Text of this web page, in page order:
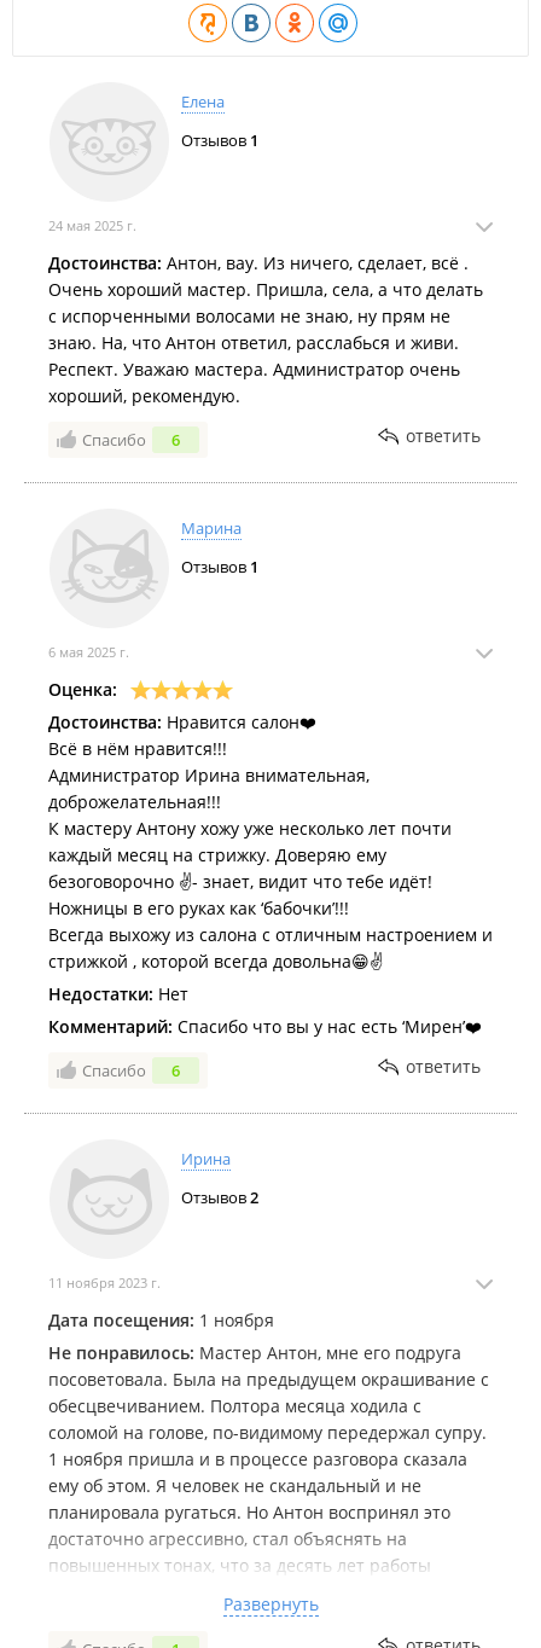
Елена
Отзывов 1
24 мая 2025 г.
Достоинства: Антон, вау. Из ничего, сделает, всё .
Очень хороший мастер. Пришла, села, а что делать
с испорченными волосами не знаю, ну прям не
знаю. На, что Антон ответил, расслабься и живи.
Респект. Уважаю мастера. Администратор очень
хороший, рекомендую.
Спасибо 6 ответить
Марина
Отзывов 1
6 мая 2025 г.
Оценка:
Достоинства: Нравится салон❤️
Всё в нём нравится!!!
Администратор Ирина внимательная,
доброжелательная!!!
К мастеру Антону хожу уже несколько лет почти
каждый месяц на стрижку. Доверяю ему
безоговорочно ✌️- знает, видит что тебе идёт!
Ножницы в его руках как ‘бабочки’!!!
Всегда выхожу из салона с отличным настроением и
стрижкой , которой всегда довольна😁✌️
Недостатки: Нет
Комментарий: Спасибо что вы у нас есть ‘Мирен’❤️
Спасибо 6 ответить
Ирина
Отзывов2
11 ноября 2023 г.
Дата посещения: 1 ноября
Не понравилось: Мастер Антон, мне его подруга
посоветовала. Была на предыдущем окрашивание с
обесцвечиванием. Полтора месяца ходила с
соломой на голове, по-видимому передержал супру.
1 ноября пришла и в процессе разговора сказала
ему об этом. Я человек не скандальный и не
планировала ругаться. Но Антон воспринял это
достаточно агрессивно, стал объяснять на
повышенных тонах, что за десять лет работы
придумала, его оговорила. Я его спросила, будет ли
Развернуть